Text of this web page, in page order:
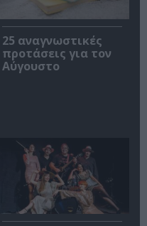
25 αναγνωστικές
προτάσεις για τον
Αύγουστο